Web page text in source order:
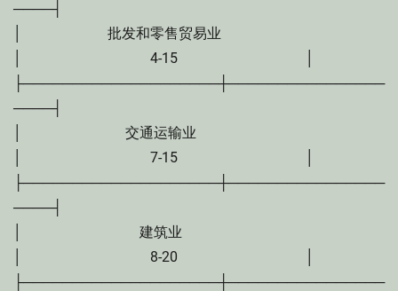
────┤
│ 批发和零售贸易业
│ 4-15 │
├────────────────────┼────────────────
────┤
│ 交通运输业
│ 7-15 │
├────────────────────┼────────────────
────┤
│ 建筑业
│ 8-20 │
├────────────────────┼────────────────